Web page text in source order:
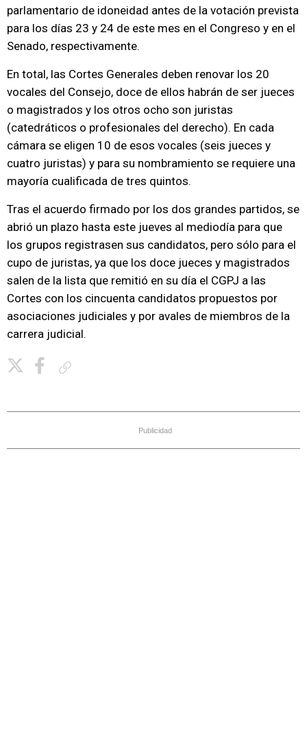
parlamentario de idoneidad antes de la votación prevista
para los días 23 y 24 de este mes en el Congreso y en el
Senado, respectivamente.
En total, las Cortes Generales deben renovar los 20
vocales del Consejo, doce de ellos habrán de ser jueces
o magistrados y los otros ocho son juristas
(catedráticos o profesionales del derecho). En cada
cámara se eligen 10 de esos vocales (seis jueces y
cuatro juristas) y para su nombramiento se requiere una
mayoría cualificada de tres quintos.
Tras el acuerdo firmado por los dos grandes partidos, se
abrió un plazo hasta este jueves al mediodía para que
los grupos registrasen sus candidatos, pero sólo para el
cupo de juristas, ya que los doce jueces y magistrados
salen de la lista que remitió en su día el CGPJ a las
Cortes con los cincuenta candidatos propuestos por
asociaciones judiciales y por avales de miembros de la
carrera judicial.
Publicidad